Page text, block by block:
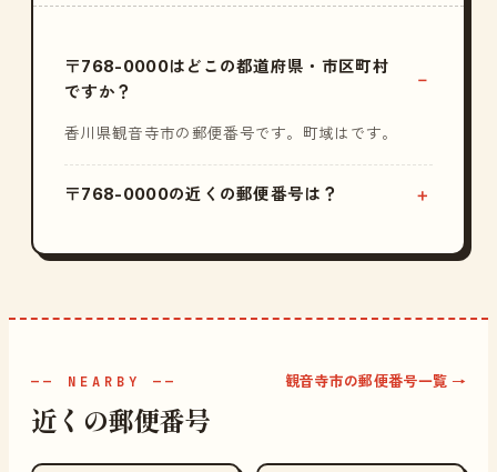
〒768-0000はどこの都道府県・市区町村
ですか？
香川県観音寺市の郵便番号です。町域はです。
〒768-0000の近くの郵便番号は？
—— NEARBY ——
近くの郵便番号
観音寺市の郵便番号一覧 →